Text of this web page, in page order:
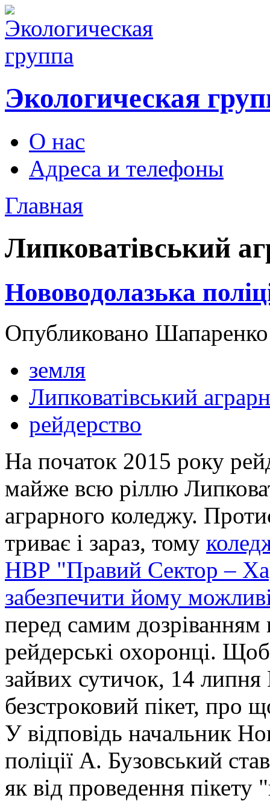
Экологическая
О нас
Адреса и телефоны
Главная
Липковатівський
Нововодолазька
Опубликовано
земля
Липковатівський
рейдерство
На початок 2015 року
майже всю ріллю
аграрного коледжу.
триває і зараз, тому
НВР "Правий Сектор –
забезпечити йому
перед самим дозріванням
рейдерcькі охоронці.
зайвих сутичок, 14
безстроковий пікет, про
У відповідь начальник
поліції А. Бузовський
як від проведення пікету